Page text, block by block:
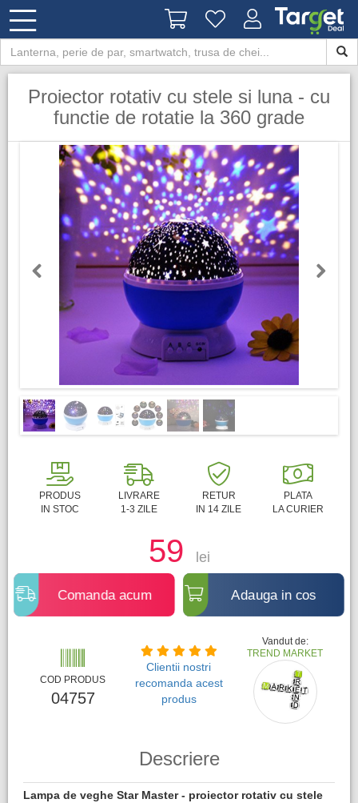
Proiector rotativ cu stele si luna - cu
functie de rotatie la 360 grade
PRODUS
IN STOC
LIVRARE
1-3 ZILE
RETUR
IN 14 ZILE
PLATA
LA CURIER
59 lei
Comanda acum Adauga in cos
COD PRODUS
04757
Clientii nostri
recomanda acest
produs
Vandut de:
TREND MARKET
Descriere
Lampa de veghe Star Master - proiector rotativ cu stele